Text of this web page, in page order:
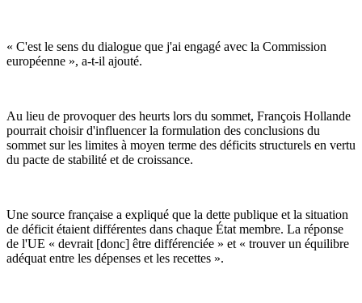
« C'est le sens du dialogue que j'ai engagé avec la Commission
européenne », a-t-il ajouté.
Au lieu de provoquer des heurts lors du sommet, François Hollande
pourrait choisir d'influencer la formulation des conclusions du
sommet sur les limites à moyen terme des déficits structurels en vertu
du pacte de stabilité et de croissance.
Une source française a expliqué que la dette publique et la situation
de déficit étaient différentes dans chaque État membre. La réponse
de l'UE « devrait [donc] être différenciée » et « trouver un équilibre
adéquat entre les dépenses et les recettes ».